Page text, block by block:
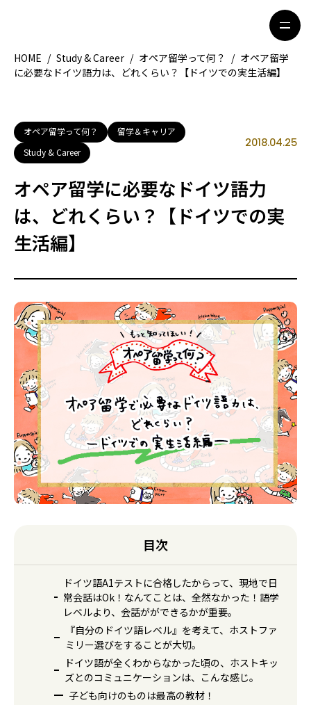
地域別ガイド
グルメ
観光ガイド
ライフスタイル
著者一覧
ライター募集
HOME / Study & Career / オペア留学って何？ / オペア留学
に必要なドイツ語力は、どれくらい？【ドイツでの実生活編】
オペア留学って何？
留学＆キャリア
Study & Career
2018.04.25
オペア留学に必要なドイツ語力
は、どれくらい？【ドイツでの実
生活編】
目次
ドイツ語A1テストに合格したからって、現地で日
常会話はOk！なんてことは、全然なかった！語学
レベルより、会話がができるかが重要。
『自分のドイツ語レベル』を考えて、ホストファ
ミリー選びをすることが大切。
ドイツ語が全くわからなかった頃の、ホストキッ
ズとのコミュニケーションは、こんな感じ。
子ども向けのものは最高の教材！